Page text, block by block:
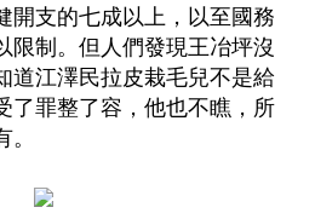
開支的七成以上，以至國務
限制。但人們發現王冶坪沒
道江澤民拉皮栽毛兒不是給
了罪整了容，他也不瞧，所